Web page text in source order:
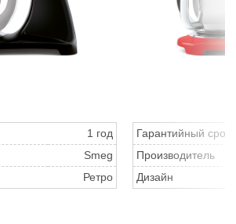
1 год
Smeg
Ретро
Гарантийный срок
Производитель
Дизайн